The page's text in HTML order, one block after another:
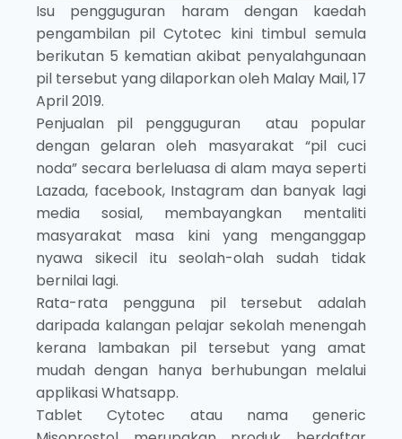
Isu pengguguran haram dengan kaedah
pengambilan pil Cytotec kini timbul semula
berikutan 5 kematian akibat penyalahgunaan
pil tersebut yang dilaporkan oleh Malay Mail, 17
April 2019.
Penjualan pil pengguguran atau popular
dengan gelaran oleh masyarakat “pil cuci
noda” secara berleluasa di alam maya seperti
Lazada, facebook, Instagram dan banyak lagi
media sosial, membayangkan mentaliti
masyarakat masa kini yang menganggap
nyawa sikecil itu seolah-olah sudah tidak
bernilai lagi.
Rata-rata pengguna pil tersebut adalah
daripada kalangan pelajar sekolah menengah
kerana lambakan pil tersebut yang amat
mudah dengan hanya berhubungan melalui
applikasi Whatsapp.
Tablet Cytotec atau nama generic